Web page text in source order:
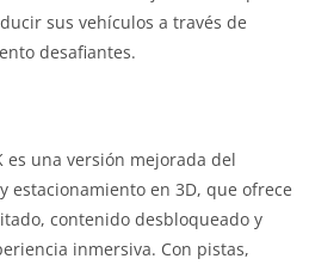
sus vehículos a través de
desafiantes.
es una versión mejorada del
estacionamiento en 3D, que ofrece
contenido desbloqueado y
inmersiva. Con pistas,